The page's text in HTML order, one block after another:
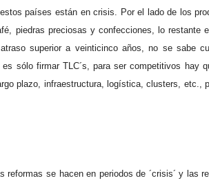
países están en crisis. Por el lado de los
piedras preciosas y confecciones, lo restante
superior a veinticinco años, no se sabe
sólo firmar TLC´s, para ser competitivos hay
plazo, infraestructura, logística, clusters, etc.,
reformas se hacen en periodos de ´crisis´ y las